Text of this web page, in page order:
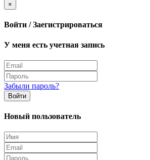
×
Войти / Заегистрироваться
У меня есть учетная запись
Забыли пароль?
Войти
Новый пользователь